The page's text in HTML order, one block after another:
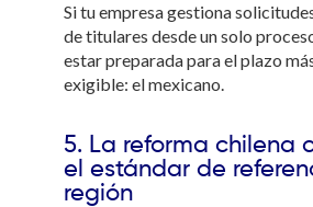
Si tu empresa gestiona
de titulares desde un solo
estar preparada para el plazo
exigible: el mexicano.
5. La reforma chilena
el estándar de
región